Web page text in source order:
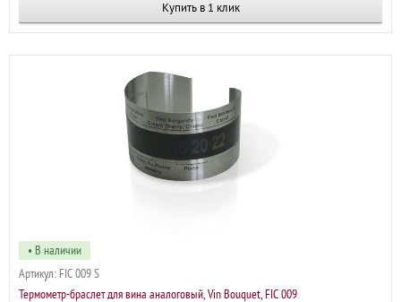
Купить в 1 клик
• В наличии
Артикул: FIC 009 S
Термометр-браслет для вина аналоговый, Vin Bouquet, FIC 009